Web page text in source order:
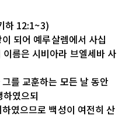
하 12:1~3)
되어 예루살렘에서 사십
름은 시비아라 브엘세바 사
를 교훈하는 모든 날 동안
였으되
였으므로 백성이 여전히 산